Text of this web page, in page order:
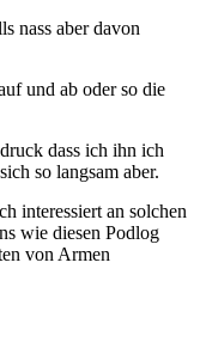
nass aber davon
und ab oder so die
dass ich ihn ich
so langsam aber.
interessiert an solchen
wie diesen Podlog
von Armen